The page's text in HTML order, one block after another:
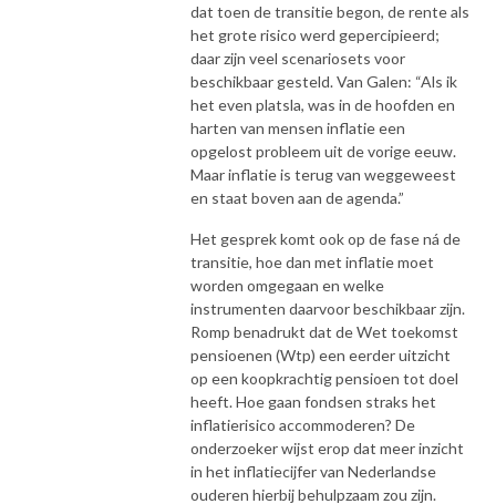
dat toen de transitie begon, de rente als
het grote risico werd gepercipieerd;
daar zijn veel scenariosets voor
beschikbaar gesteld. Van Galen: “Als ik
het even platsla, was in de hoofden en
harten van mensen inflatie een
opgelost probleem uit de vorige eeuw.
Maar inflatie is terug van weggeweest
en staat boven aan de agenda.”
Het gesprek komt ook op de fase ná de
transitie, hoe dan met inflatie moet
worden omgegaan en welke
instrumenten daarvoor beschikbaar zijn.
Romp benadrukt dat de Wet toekomst
pensioenen (Wtp) een eerder uitzicht
op een koopkrachtig pensioen tot doel
heeft. Hoe gaan fondsen straks het
inflatierisico accommoderen? De
onderzoeker wijst erop dat meer inzicht
in het inflatiecijfer van Nederlandse
ouderen hierbij behulpzaam zou zijn.